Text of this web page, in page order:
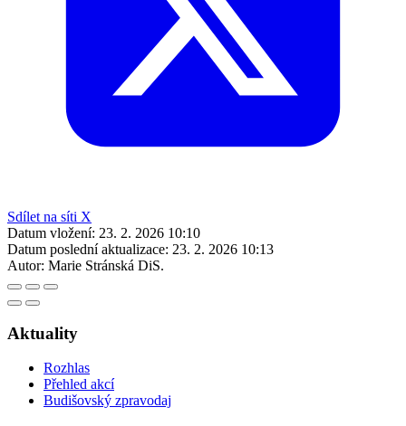
Sdílet na síti X
Datum vložení: 23. 2. 2026 10:10
Datum poslední aktualizace: 23. 2. 2026 10:13
Autor: Marie Stránská DiS.
Aktuality
Rozhlas
Přehled akcí
Budišovský zpravodaj